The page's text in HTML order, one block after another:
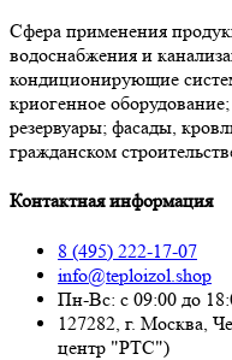
Сфера применения
водоснабжения и
кондиционирующие
криогенное
резервуары; фасады,
гражданском
Контактная информация
8 (495) 222-17-07
info@teploizol.shop
Пн-Вс: с 09:00 до
127282, г. Москва,
центр "РТС")